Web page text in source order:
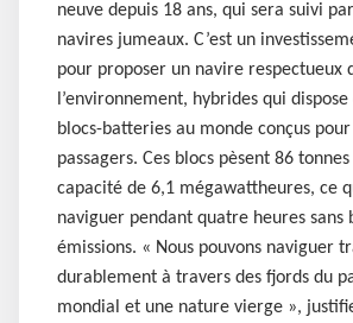
neuve depuis 18 ans, qui sera suivi
navires jumeaux. C’est un
pour proposer un navire respectueux
l’environnement, hybrides qui dispose
blocs-batteries au monde conçus
passagers. Ces blocs pèsent 86
capacité de 6,1 mégawattheures, ce
naviguer pendant quatre heures sans
émissions. « Nous pouvons naviguer
durablement à travers des fjords du
mondial et une nature vierge »,